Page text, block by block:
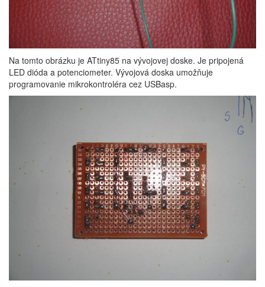
Na tomto obrázku je ATtiny85 na vývojovej doske. Je pripojená
LED dióda a potenciometer. Vývojová doska umožňuje
programovanie mikrokontroléra cez USBasp.